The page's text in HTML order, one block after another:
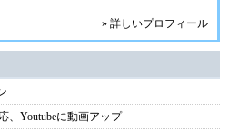
» 詳しいプロフィール
、Youtubeに動画アップ